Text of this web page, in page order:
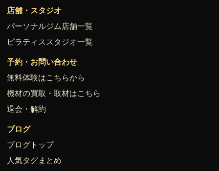
店舗・スタジオ
パーソナルジム店舗一覧
ピラティススタジオ一覧
予約・お問い合わせ
無料体験はこちらから
機材の買取・取材はこちら
退会・解約
ブログ
ブログトップ
人気タグまとめ